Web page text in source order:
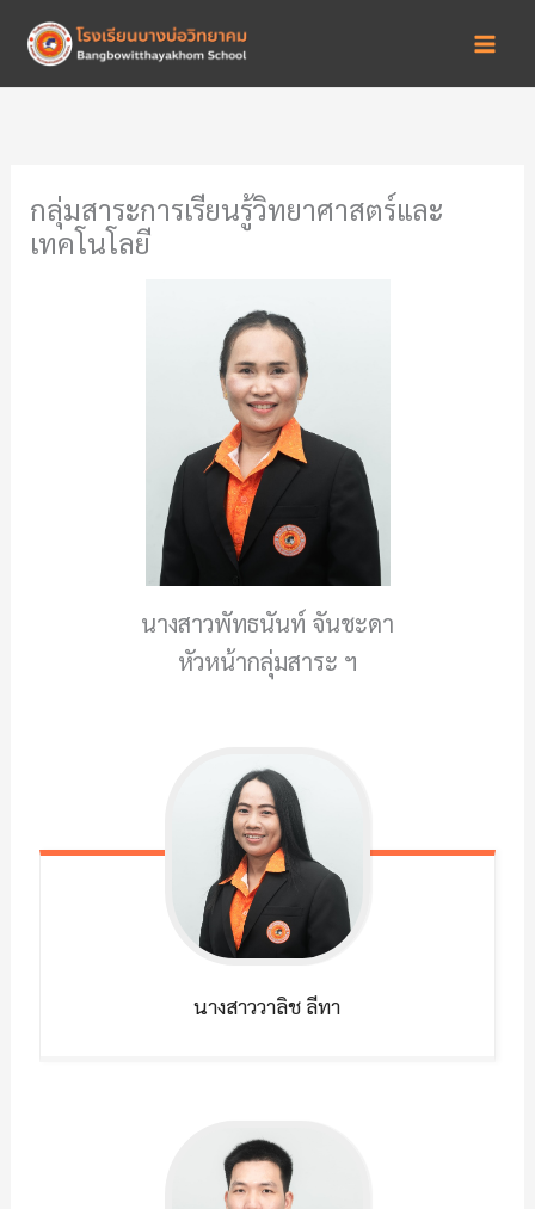
content
กลุ่มสาระการเรียนรู้วิทยาศาสตร์และ
เทคโนโลยี
นางสาวพัทธนันท์ จันชะดา
หัวหน้ากลุ่มสาระ ฯ
นางสาววาลิช ลีทา